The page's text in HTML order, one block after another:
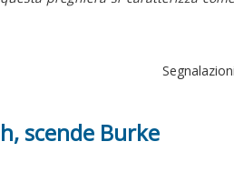
scende Burke